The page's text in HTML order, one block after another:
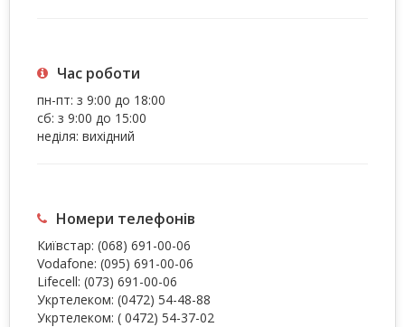
Час роботи
пн-пт: з 9:00 до 18:00
сб: з 9:00 до 15:00
неділя: вихідний
Номери телефонів
Київстар: (068) 691-00-06
Vodafone: (095) 691-00-06
Lifecell: (073) 691-00-06
Укртелеком: (0472) 54-48-88
Укртелеком: ( 0472) 54-37-02